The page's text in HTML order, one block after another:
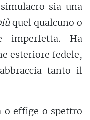
sia una
quel qualcuno o
imperfetta. Ha
esteriore fedele,
tanto il
o effige o spettro